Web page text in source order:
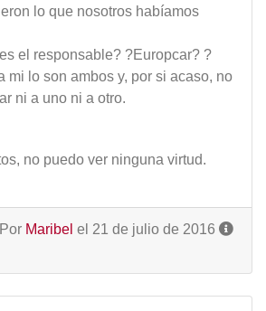
lo que nosotros habíamos
el responsable? ?Europcar? ?
mi lo son ambos y, por si acaso, no
ni a uno ni a otro.
no puedo ver ninguna virtud.
Por Maribel el 21 de julio de 2016